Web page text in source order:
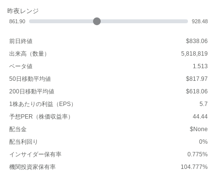
昨夜レンジ
861.90 928.48
前日終値
$838.06
出来高（数量）
5,818,819
ベータ値
1.513
50日移動平均値
$817.97
200日移動平均値
$618.06
1株あたりの利益（EPS）
5.7
予想PER（株価収益率）
44.44
配当金
$None
配当利回り
0%
インサイダー保有率
0.775%
機関投資家保有率
104.777%